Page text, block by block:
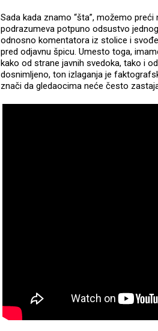
Sada kada znamo “šta”, možemo preći
podrazumeva potpuno odsustvo
odnosno komentatora iz stolice i
pred odjavnu špicu. Umesto toga,
kako od strane javnih svedoka, tako i
dosnimljeno, ton izlaganja je
znači da gledaocima neće često